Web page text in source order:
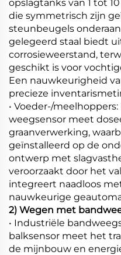
opslagtanks van 1 tot
die symmetrisch zijn
steunbeugels
gelegeerd staal biedt
corrosieweerstand,
geschikt is voor
Een nauwkeurigheid
precieze
• Voeder-/
weegsensor meet
graanverwerking,
geïnstalleerd op de
ontwerp met
veroorzaakt door het
integreert naadloos
nauwkeurige
2) Wegen met
• Industriële
balksensor meet het
de mijnbouw en